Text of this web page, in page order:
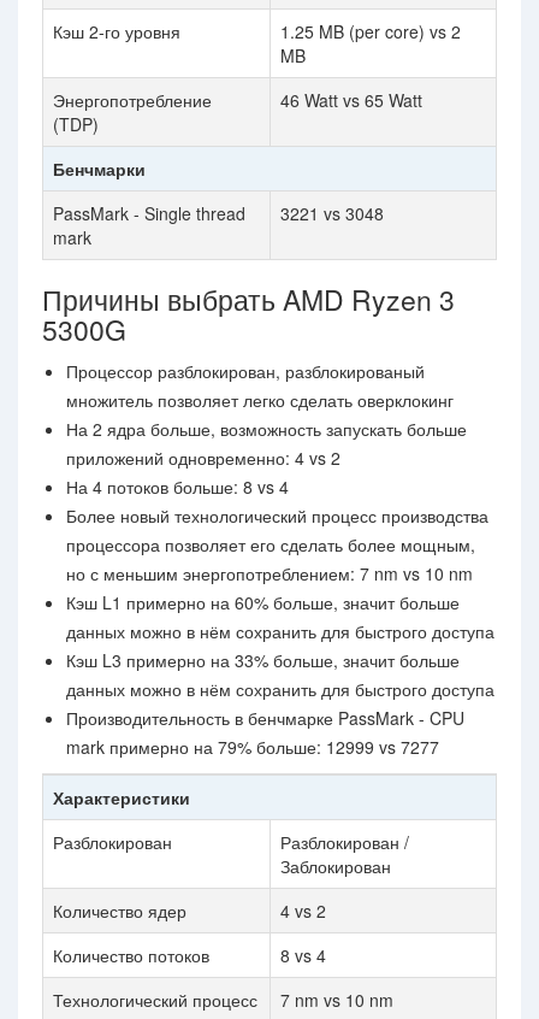
Кэш 2-го уровня
1.25 MB (per core) vs 2
MB
Энергопотребление
(TDP)
46 Watt vs 65 Watt
Бенчмарки
PassMark - Single thread
mark
3221 vs 3048
Причины выбрать AMD Ryzen 3
5300G
Процессор разблокирован, разблокированый
множитель позволяет легко сделать оверклокинг
На 2 ядра больше, возможность запускать больше
приложений одновременно: 4 vs 2
На 4 потоков больше: 8 vs 4
Более новый технологический процесс производства
процессора позволяет его сделать более мощным,
но с меньшим энергопотреблением: 7 nm vs 10 nm
Кэш L1 примерно на 60% больше, значит больше
данных можно в нём сохранить для быстрого доступа
Кэш L3 примерно на 33% больше, значит больше
данных можно в нём сохранить для быстрого доступа
Производительность в бенчмарке PassMark - CPU
mark примерно на 79% больше: 12999 vs 7277
Характеристики
Разблокирован
Разблокирован /
Заблокирован
Количество ядер
4 vs 2
Количество потоков
8 vs 4
Технологический процесс
7 nm vs 10 nm